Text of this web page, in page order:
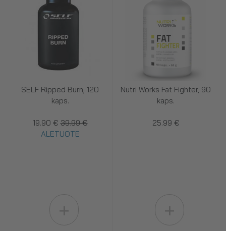
SELF Ripped Burn, 120
kaps.
19.90 € 39.99 €
ALETUOTE
Nutri Works Fat Fighter, 90
kaps.
25.99 €